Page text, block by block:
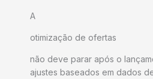
A
otimização de ofertas
não deve parar após o
ajustes baseados em dados